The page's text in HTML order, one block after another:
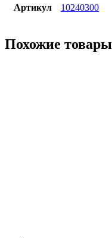
Артикул 10240300
Похожие товары